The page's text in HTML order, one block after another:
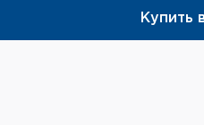
Купить